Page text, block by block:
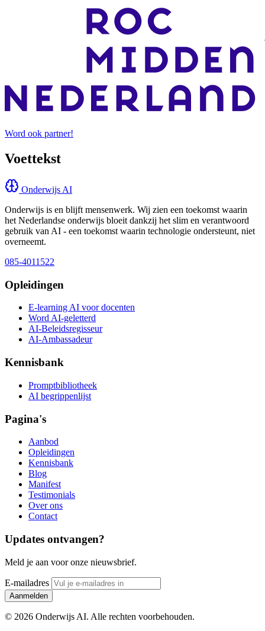
Word ook partner!
Voettekst
Onderwijs AI
Onderwijs is en blijft mensenwerk. Wij zien een toekomst waarin
het Nederlandse onderwijs bloeit dankzij het slim en verantwoord
gebruik van AI - een toekomst waarin technologie ondersteunt, niet
overneemt.
085-4011522
Opleidingen
E-learning AI voor docenten
Word AI-geletterd
AI-Beleidsregisseur
AI-Ambassadeur
Kennisbank
Promptbibliotheek
AI begrippenlijst
Pagina's
Aanbod
Opleidingen
Kennisbank
Blog
Manifest
Testimonials
Over ons
Contact
Updates ontvangen?
Meld je aan voor onze nieuwsbrief.
E-mailadres
Aanmelden
© 2026 Onderwijs AI. Alle rechten voorbehouden.